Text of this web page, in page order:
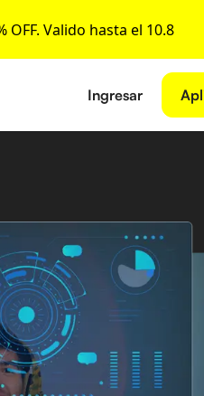
Valido hasta el 10.8
Ingresar